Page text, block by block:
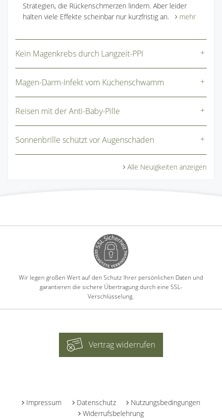
Strategien, die Rückenschmerzen lindern. Aber leider
halten viele Effekte scheinbar nur kurzfristig an.
mehr
Kein Magenkrebs durch Langzeit-PPI
Magen-Darm-Infekt vom Küchenschwamm
Reisen mit der Anti-Baby-Pille
Sonnenbrille schützt vor Augenschäden
Alle Neuigkeiten anzeigen
Wir legen großen Wert auf den Schutz Ihrer persönlichen Daten und
garantieren die sichere Übertragung durch eine SSL-
Verschlüsselung.
Vertrag widerrufen
Impressum Datenschutz
Nutzungsbedingungen
Widerrufsbelehrung